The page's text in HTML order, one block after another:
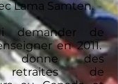
Lama Samten.
demander de
en 2011.
donne des
retraites de